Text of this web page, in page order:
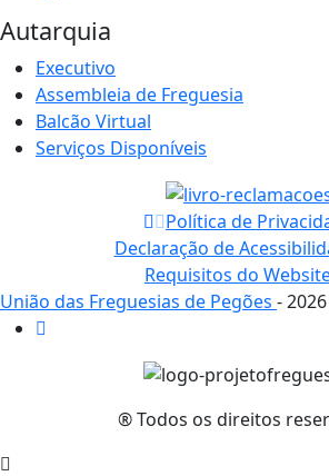
Autarquia
Executivo
Assembleia de Freguesia
Balcão Virtual
Serviços Disponíveis
Política de
Declaração de
Requisitos do
União das Freguesias de Pegões - 2026
® Todos os direitos